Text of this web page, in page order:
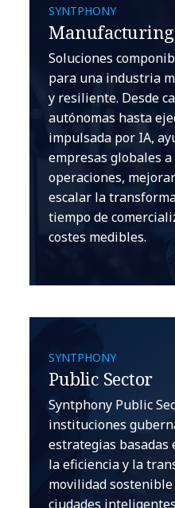
SYNTPHONY
Manufacturing
Soluciones
para una industria
y resiliente. Desde
autónomas hasta
impulsada por IA,
empresas globales
operaciones,
escalar la
tiempo de
costes medibles.
SYNTPHONY
Public Sector
Syntphony Public
instituciones
estrategias basadas
la eficiencia y la
movilidad
ciudades